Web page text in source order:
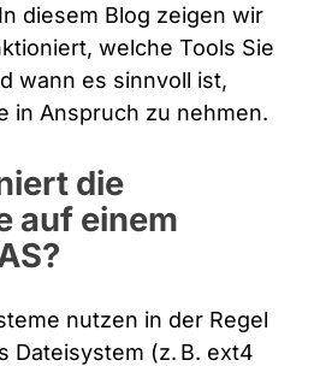
diesem Blog zeigen wir
welche Tools Sie
wann es sinnvoll ist,
in Anspruch zu nehmen.
die
auf einem
nutzen in der Regel
Dateisystem (z. B. ext4